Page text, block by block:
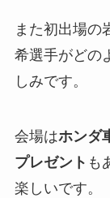
また初出場の
希選手がどの
しみです。
会場はホンダ
プレゼント も
楽しいです。